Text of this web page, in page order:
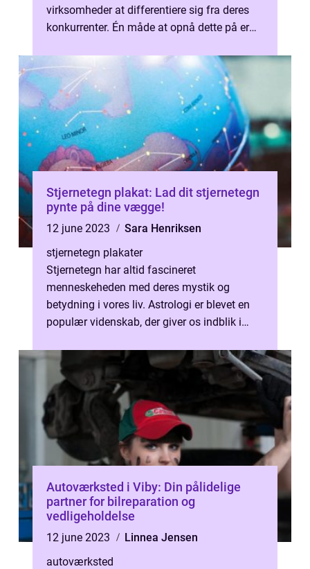
virksomheder at differentiere sig fra deres
konkurrenter. Én måde at opnå dette på er
Stjernetegn plakat: Lad dit stjernetegn
pynte på dine vægge!
12 june 2023
Sara Henriksen
stjernetegn plakater
Stjernetegn har altid fascineret
menneskeheden med deres mystik og
betydning i vores liv. Astrologi er blevet en
populær videnskab, der giver os indblik i
fremtidsudsigter. ...
Autoværksted i Viby: Din pålidelige
partner for bilreparation og
vedligeholdelse
12 june 2023
Linnea Jensen
autoværksted